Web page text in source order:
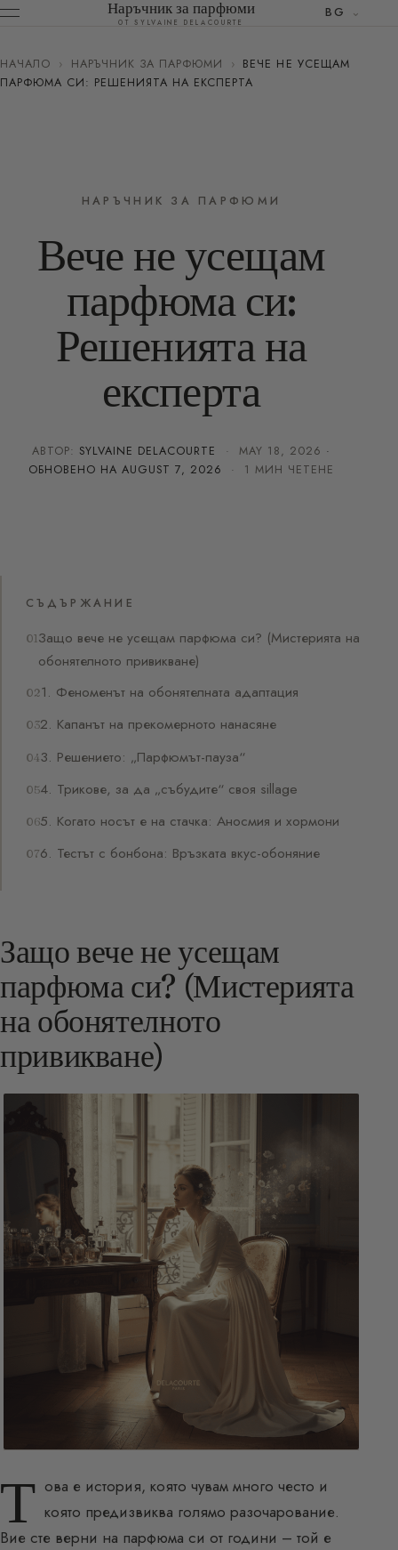
Наръчник за парфюми
ОТ SYLVAINE DELACOURTE
BG
НАЧАЛО › НАРЪЧНИК ЗА ПАРФЮМИ › ВЕЧЕ НЕ УСЕЩАМ
ПАРФЮМА СИ: РЕШЕНИЯТА НА ЕКСПЕРТА
НАРЪЧНИК ЗА ПАРФЮМИ
Вече не усещам
парфюма си:
Решенията на
експерта
АВТОР: SYLVAINE DELACOURTE · MAY 18, 2026 ·
ОБНОВЕНО НА AUGUST 7, 2026 · 1 МИН ЧЕТЕНЕ
СЪДЪРЖАНИЕ
Защо вече не усещам парфюма си? (Мистерията на
обонятелното привикване)
1. Феноменът на обонятелната адаптация
2. Капанът на прекомерното нанасяне
3. Решението: „Парфюмът-пауза“
4. Трикове, за да „събудите“ своя sillage
5. Когато носът е на стачка: Аносмия и хормони
6. Тестът с бонбона: Връзката вкус-обоняние
Защо вече не усещам
парфюма си? (Мистерията
на обонятелното
привикване)
Т ова е история, която чувам много често и
която предизвиква голямо разочарование.
Вие сте верни на парфюма си от години – той е